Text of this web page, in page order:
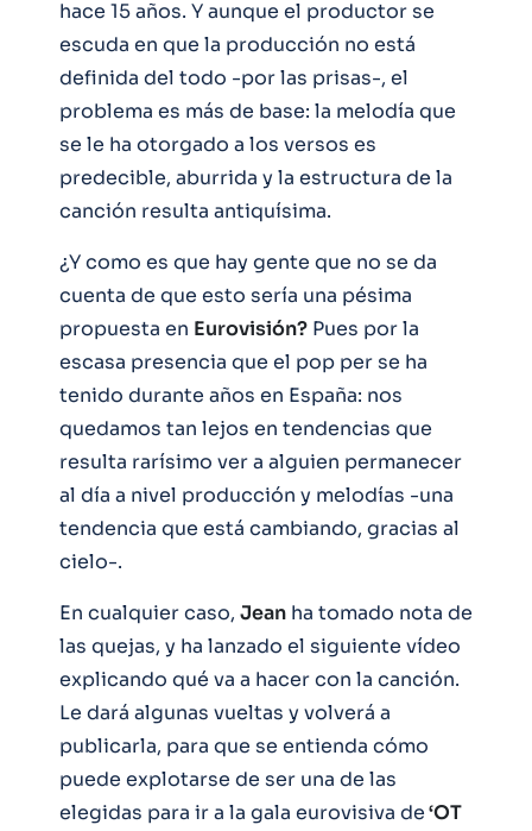
hace 15 años. Y aunque el productor se
escuda en que la producción no está
definida del todo -por las prisas-, el
problema es más de base: la melodía que
se le ha otorgado a los versos es
predecible, aburrida y la estructura de la
canción resulta antiquísima.
¿Y como es que hay gente que no se da
cuenta de que esto sería una pésima
propuesta en Eurovisión? Pues por la
escasa presencia que el pop per se ha
tenido durante años en España: nos
quedamos tan lejos en tendencias que
resulta rarísimo ver a alguien permanecer
al día a nivel producción y melodías -una
tendencia que está cambiando, gracias al
cielo-.
En cualquier caso, Jean ha tomado nota de
las quejas, y ha lanzado el siguiente vídeo
explicando qué va a hacer con la canción.
Le dará algunas vueltas y volverá a
publicarla, para que se entienda cómo
puede explotarse de ser una de las
elegidas para ir a la gala eurovisiva de‘OT